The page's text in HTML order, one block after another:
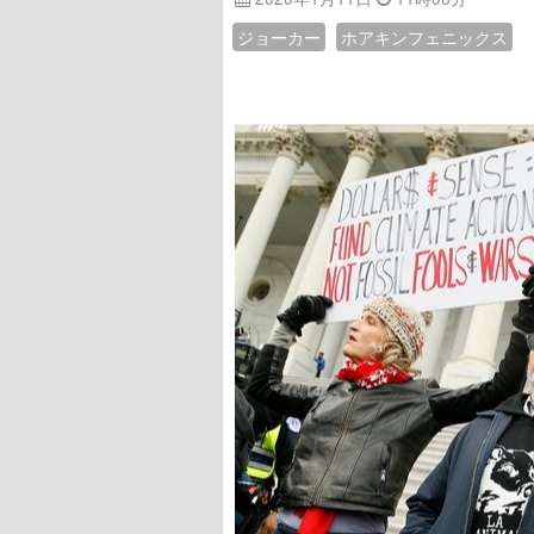
ジョーカー
ホアキンフェニックス